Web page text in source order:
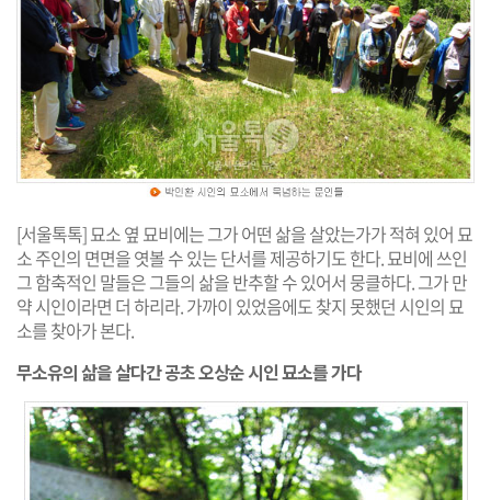
[서울톡톡] 묘소 옆 묘비에는 그가 어떤 삶을 살았는가가 적혀 있어 묘
소 주인의 면면을 엿볼 수 있는 단서를 제공하기도 한다. 묘비에 쓰인
그 함축적인 말들은 그들의 삶을 반추할 수 있어서 뭉클하다. 그가 만
약 시인이라면 더 하리라. 가까이 있었음에도 찾지 못했던 시인의 묘
소를 찾아가 본다.
무소유의 삶을 살다간 공초 오상순 시인 묘소를 가다